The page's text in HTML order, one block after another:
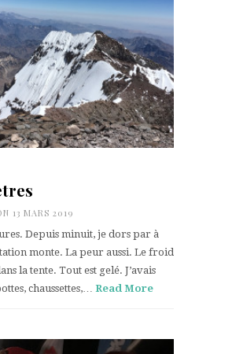
13 MARS 2019
Depuis minuit, je dors par à
monte. La peur aussi. Le froid
la tente. Tout est gelé. J’avais
chaussettes,… Read More